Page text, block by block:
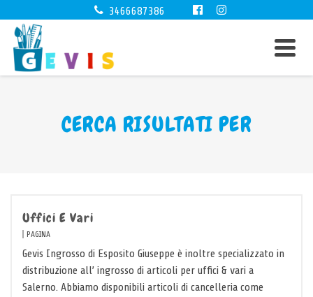
3466687386
CERCA RISULTATI PER
Uffici E Vari
PAGINA
Gevis Ingrosso di Esposito Giuseppe è inoltre specializzato in
distribuzione all’ ingrosso di articoli per uffici & vari a
Salerno. Abbiamo disponibili articoli di cancelleria come